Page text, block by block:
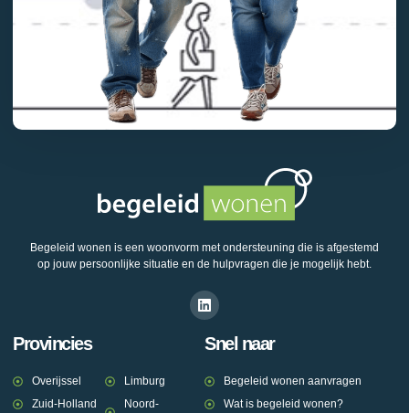
Begeleid wonen is een woonvorm met ondersteuning die is afgestemd
op jouw persoonlijke situatie en de hulpvragen die je mogelijk hebt.
Provincies
Overijssel
Zuid-Holland
Limburg
Noord-
Snel naar
Begeleid wonen aanvragen
Wat is begeleid wonen?